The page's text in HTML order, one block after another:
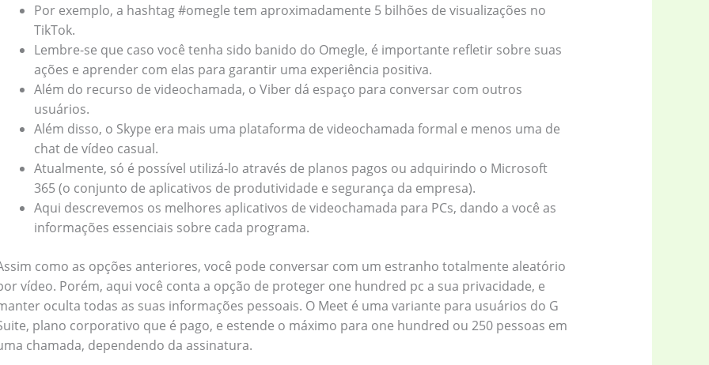
Gadget Accessories(33)
(52) Kids & Toys(2)
(41) Kitchen and cooking
Por exemplo, a hashtag #omegle tem aproximadamente 5 bilhões de visualizações no
TikTok.
Lembre-se que caso você tenha sido banido do Omegle, é importante refletir sobre suas
ações e aprender com elas para garantir uma experiência positiva.
Além do recurso de videochamada, o Viber dá espaço para conversar com outros
usuários.
Além disso, o Skype era mais uma plataforma de videochamada formal e menos uma de
chat de vídeo casual.
Atualmente, só é possível utilizá-lo através de planos pagos ou adquirindo o Microsoft
365 (o conjunto de aplicativos de produtividade e segurança da empresa).
Aqui descrevemos os melhores aplicativos de videochamada para PCs, dando a você as
informações essenciais sobre cada programa.
como as opções anteriores, você pode conversar com um estranho totalmente aleatório
vídeo. Porém, aqui você conta a opção de proteger one hundred pc a sua privacidade, e
oculta todas as suas informações pessoais. O Meet é uma variante para usuários do G
plano corporativo que é pago, e estende o máximo para one hundred ou 250 pessoas em
chamada, dependendo da assinatura.